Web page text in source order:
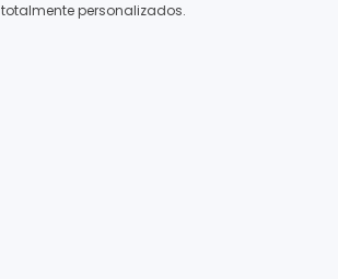
totalmente personalizados.